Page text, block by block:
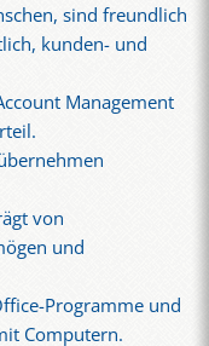
sind freundlich
kunden- und
Management
von
und
Programme und
Computern.